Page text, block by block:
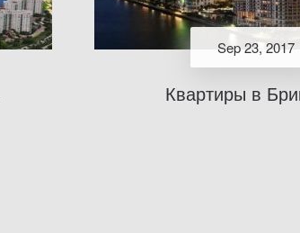
Sep 23, 2017
Квартиры в